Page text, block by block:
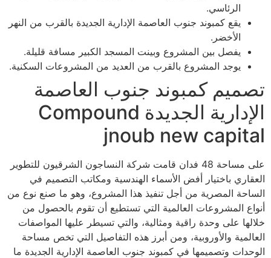
الرئاسي.
يقع كمبوند جنوب العاصمة الإدارية الجديدة بالقرب من النهر
الأخضر.
يفصل بين المشروع وبينت المسجد الكبير مسافة قليلة.
يوجد المشروع بالقرب من العديد من المشروعات السكنية.
تصميم كمبوند جنوب العاصمة
الإدارية الجديدة Compound
jnoub new capital
على مساحة 48 فدان قامت شركة النساجون الشرقيون للتطوير
العقاري باختيار أفض الأسماء الهندسية ومكاتب التصميم في
الساحة المصرية من أجل تنفيذ هذا المشروع، وهو ما صنع نوع من
أنواع المشروعات العالمية التي تستطيع أن تقوم بالحصول من
خلالها على وحدة راقية ومثالية، والتي تسيطر عليها المواصفات
العالمية والأوروبية، ومن أبرز هذه التفاصيل التي تخص مساحة
الوحدات وتصميمها في كمبوند جنوب العاصمة الإدارية الجديدة ما